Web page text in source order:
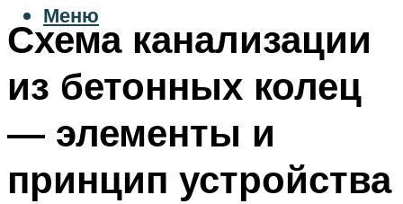
Меню
Схема канализации
из бетонных колец
— элементы и
принцип устройства